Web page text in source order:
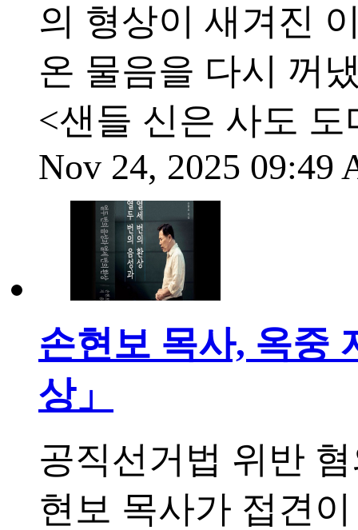
의 형상이 새겨진
온 물음을 다시 꺼
<샌들 신은 사도
Nov 24, 2025 09:49
손현보 목사, 옥중
상」
공직선거법 위반
현보 목사가 접견